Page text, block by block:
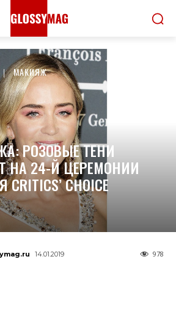
МАКИЯЖ
РОЗОВЫЕ ТЕНИ
НА 24-Й ЦЕРЕМОНИИ
CHOICE
14.01.2019 978